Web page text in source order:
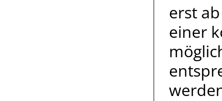
erst
einer